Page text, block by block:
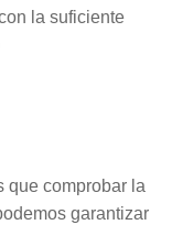
la suficiente
que comprobar la
garantizar